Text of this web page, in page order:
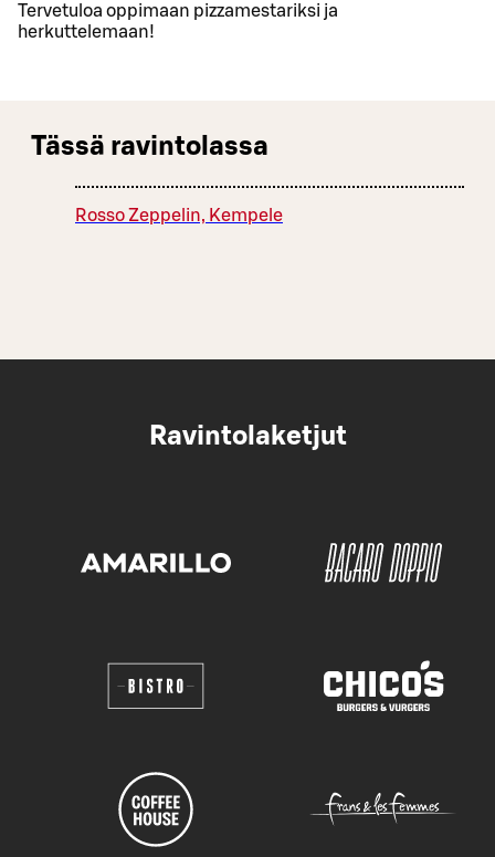
Tervetuloa oppimaan pizzamestariksi ja
herkuttelemaan!
Tässä ravintolassa
Rosso Zeppelin, Kempele
Ravintolaketjut